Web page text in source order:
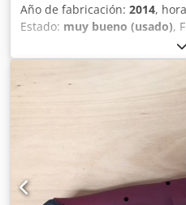
Año de fabricación: 2014,
Estado: muy bueno (usado),
, número de
nuestro inventario de
probadas y completamente
tipo pistola inalámbrico
1000P Dcjdpov Ipclofx Abljk
(mediante módulo opcional)
1000 min-1 Rango de par: 0,8
1/4" F Longitud: 215 mm
herramientas para
bajo demanda.